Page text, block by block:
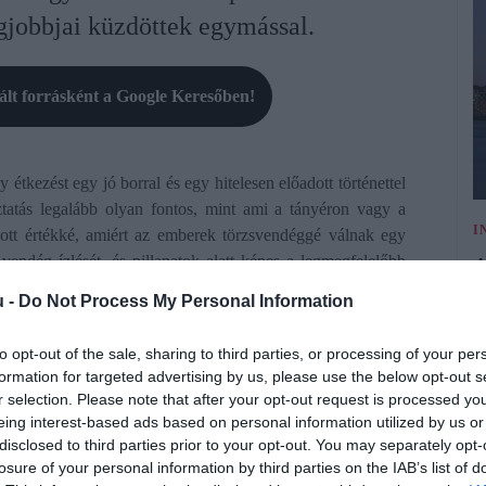
- Do Not Process My Personal Information
opt-out of the sale, sharing to third parties, or processing of your
for targeted advertising by us, please use the below opt-out
selection. Please note that after your opt-out request is processed
interest-based ads based on personal information utilized by us
to third parties prior to your opt-out. You may separately
of your personal information by third parties on the IAB’s list of
küzdöttek egymással.
forrásként a Google Keresőben!
egy jó borral és egy hitelesen előadott történettel
legalább olyan fontos, mint ami a tányéron vagy a
értékké, amiért az emberek törzsvendéggé válnak egy
ízlését, és pillanatok alatt képes a legmegfelelőbb
Dávid nemcsak a borok kiváló ismerője, hanem a
szabott ajánlásokkal teszi különlegessé a VIRTU
arról adhattak számot, hogy milyen átfogó tudással
pedig következhetett az étel-bor párosítások ajánlása,
a kóstolást, a dolgok gyakorlati részét, számomra az
hatalmas háttértudásról kellett rövid idő alatt számot